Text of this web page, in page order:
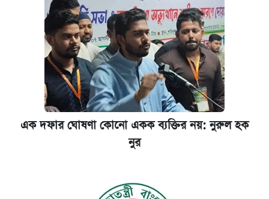
এক দফার ঘোষণা কোনো একক ব্যক্তির নয়: নুরুল হক
নুর